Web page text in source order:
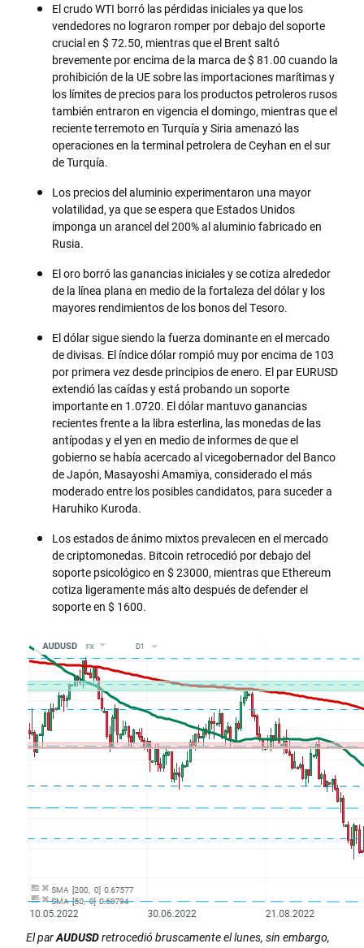
El crudo WTI borró las pérdidas iniciales ya que los
vendedores no lograron romper por debajo del soporte
crucial en $ 72.50, mientras que el Brent saltó
brevemente por encima de la marca de $ 81.00 cuando la
prohibición de la UE sobre las importaciones marítimas y
los límites de precios para los productos petroleros rusos
también entraron en vigencia el domingo, mientras que el
reciente terremoto en Turquía y Siria amenazó las
operaciones en la terminal petrolera de Ceyhan en el sur
de Turquía.
Los precios del aluminio experimentaron una mayor
volatilidad, ya que se espera que Estados Unidos
imponga un arancel del 200% al aluminio fabricado en
Rusia.
El oro borró las ganancias iniciales y se cotiza alrededor
de la línea plana en medio de la fortaleza del dólar y los
mayores rendimientos de los bonos del Tesoro.
El dólar sigue siendo la fuerza dominante en el mercado
de divisas. El índice dólar rompió muy por encima de 103
por primera vez desde principios de enero. El par EURUSD
extendió las caídas y está probando un soporte
importante en 1.0720. El dólar mantuvo ganancias
recientes frente a la libra esterlina, las monedas de las
antípodas y el yen en medio de informes de que el
gobierno se había acercado al vicegobernador del Banco
de Japón, Masayoshi Amamiya, considerado el más
moderado entre los posibles candidatos, para suceder a
Haruhiko Kuroda.
Los estados de ánimo mixtos prevalecen en el mercado
de criptomonedas. Bitcoin retrocedió por debajo del
soporte psicológico en $ 23000, mientras que Ethereum
cotiza ligeramente más alto después de defender el
soporte en $ 1600.
El parAUDUSDretrocedió bruscamente el lunes, sin embargo,